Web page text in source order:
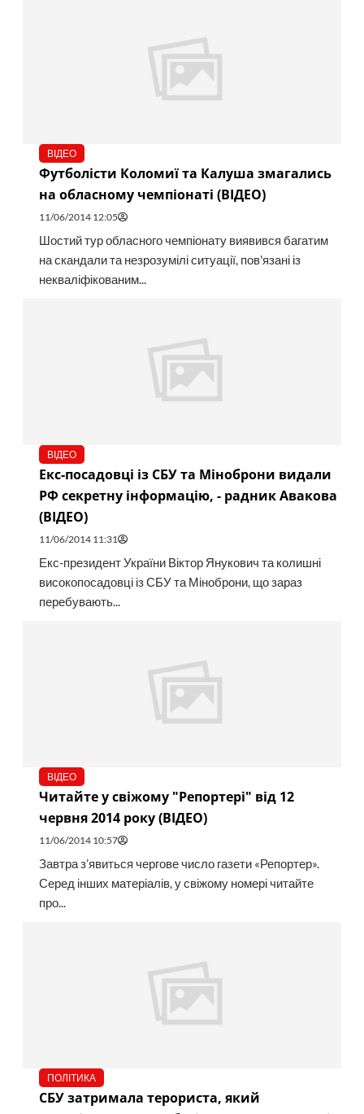
ВІДЕО
Футболісти Коломиї та Калуша змагались
на обласному чемпіонаті (ВІДЕО)
11/06/2014 12:05
Шостий тур обласного чемпіонату виявився багатим
на скандали та незрозумілі ситуації, пов'язані із
некваліфікованим...
ВІДЕО
Екс-посадовці із СБУ та Міноброни видали
РФ секретну інформацію, - радник Авакова
(ВІДЕО)
11/06/2014 11:31
Екс-президент України Віктор Янукович та колишні
високопосадовці із СБУ та Міноброни, що зараз
перебувають...
ВІДЕО
Читайте у свіжому "Репортері" від 12
червня 2014 року (ВІДЕО)
11/06/2014 10:57
Завтра з’явиться чергове число газети «Репортер».
Серед інших матеріалів, у свіжому номері читайте
про...
ПОЛІТИКА
СБУ затримала терориста, який